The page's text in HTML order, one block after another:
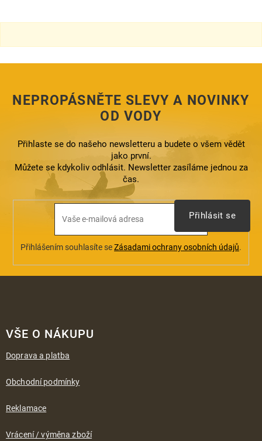
á
a
í
v
k
y
ý
p
i
s
u
NEPROPÁSNĚTE SLEVY A NOVINKY
OD VODY
Přihlaste se do našeho newsletteru a budete o všem vědět
jako první.
Můžete se kdykoliv odhlásit. Newsletter zasíláme jednou za
čas.
Přihlášením souhlasíte seZásadami ochrany osobních údajů.
Přihlásit se
VŠE O NÁKUPU
Doprava a platba
Obchodní podmínky
Reklamace
Vrácení / výměna zboží